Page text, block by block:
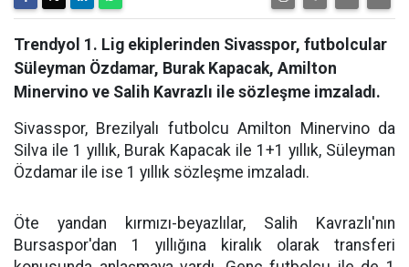
Trendyol 1. Lig ekiplerinden Sivasspor, futbolcular
Süleyman Özdamar, Burak Kapacak, Amilton
Minervino ve Salih Kavrazlı ile sözleşme imzaladı.
Sivasspor, Brezilyalı futbolcu Amilton Minervino da
Silva ile 1 yıllık, Burak Kapacak ile 1+1 yıllık, Süleyman
Özdamar ile ise 1 yıllık sözleşme imzaladı.
Öte yandan kırmızı-beyazlılar, Salih Kavrazlı'nın
Bursaspor'dan 1 yıllığına kiralık olarak transferi